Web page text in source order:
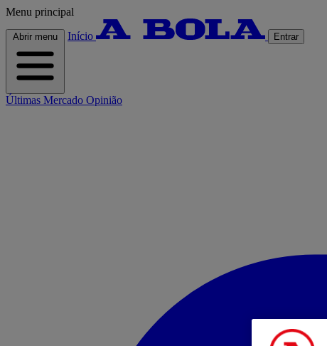
Menu principal
Abrir menu Início Entrar
Últimas Mercado Opinião